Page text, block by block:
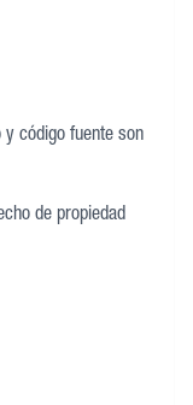
y código fuente son
de propiedad